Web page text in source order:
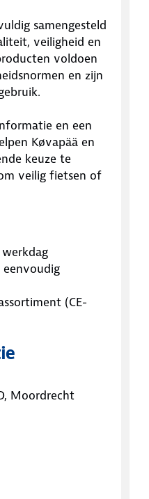
samengesteld
veiligheid en
voldoen
en zijn
en een
Køvapää en
keuze te
veilig fietsen of
eenvoudig
(CE-
Moordrecht